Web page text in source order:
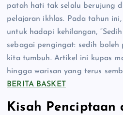
patah hati tak selalu berujung
pelajaran ikhlas. Pada tahun
untuk hadapi kehilangan,
sebagai pengingat: sedih
kita tumbuh. Artikel ini kupas
hingga warisan yang terus
BERITA BASKET
Kisah Penciptaan